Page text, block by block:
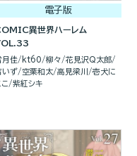
電子版
異世界ハーレム
月佳 kt60 柳々
花見沢Q太郎
いず
空栗和太 高見梁川
壱犬に
こ
紫紅シキ